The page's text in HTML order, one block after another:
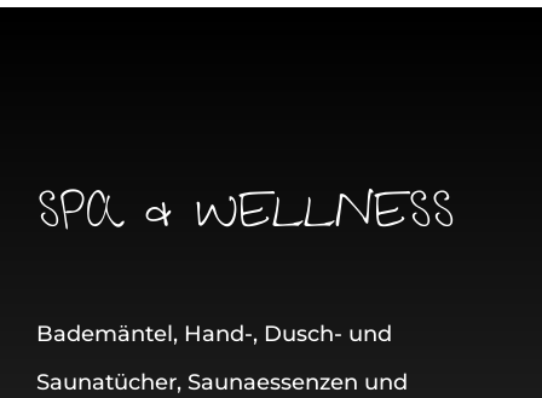
SPA & WELLNESS
Bademäntel, Hand-, Dusch- und
Saunatücher, Saunaessenzen und